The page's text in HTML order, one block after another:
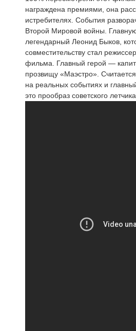
награждена премиями, она
истребителях. События
Второй Мировой войны.
легендарный Леонид Быков,
совместительству стал
фильма. Главный герой —
прозвищу «Маэстро».
на реальных событиях и
это прообраз советского